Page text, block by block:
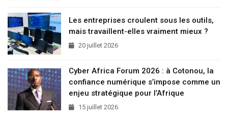
Les entreprises croulent sous les outils,
mais travaillent-elles vraiment mieux ?
20 juillet 2026
Cyber Africa Forum 2026 : à Cotonou, la
confiance numérique s’impose comme un
enjeu stratégique pour l’Afrique
15 juillet 2026